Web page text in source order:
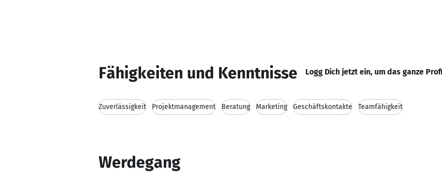
Fähigkeiten und Kenntnisse Logg Dich jetzt ein, um das ganze
Zuverlässigkeit Projektmanagement Beratung Marketing Geschäftskontakte Teamfähigkeit
Werdegang